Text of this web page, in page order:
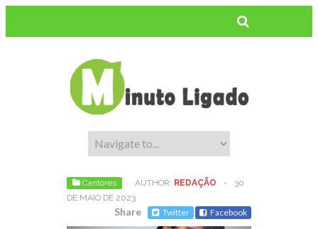
Cantores AUTHOR: REDAÇÃO -
30
DE MAIO DE 2023
Share Twitter Facebook